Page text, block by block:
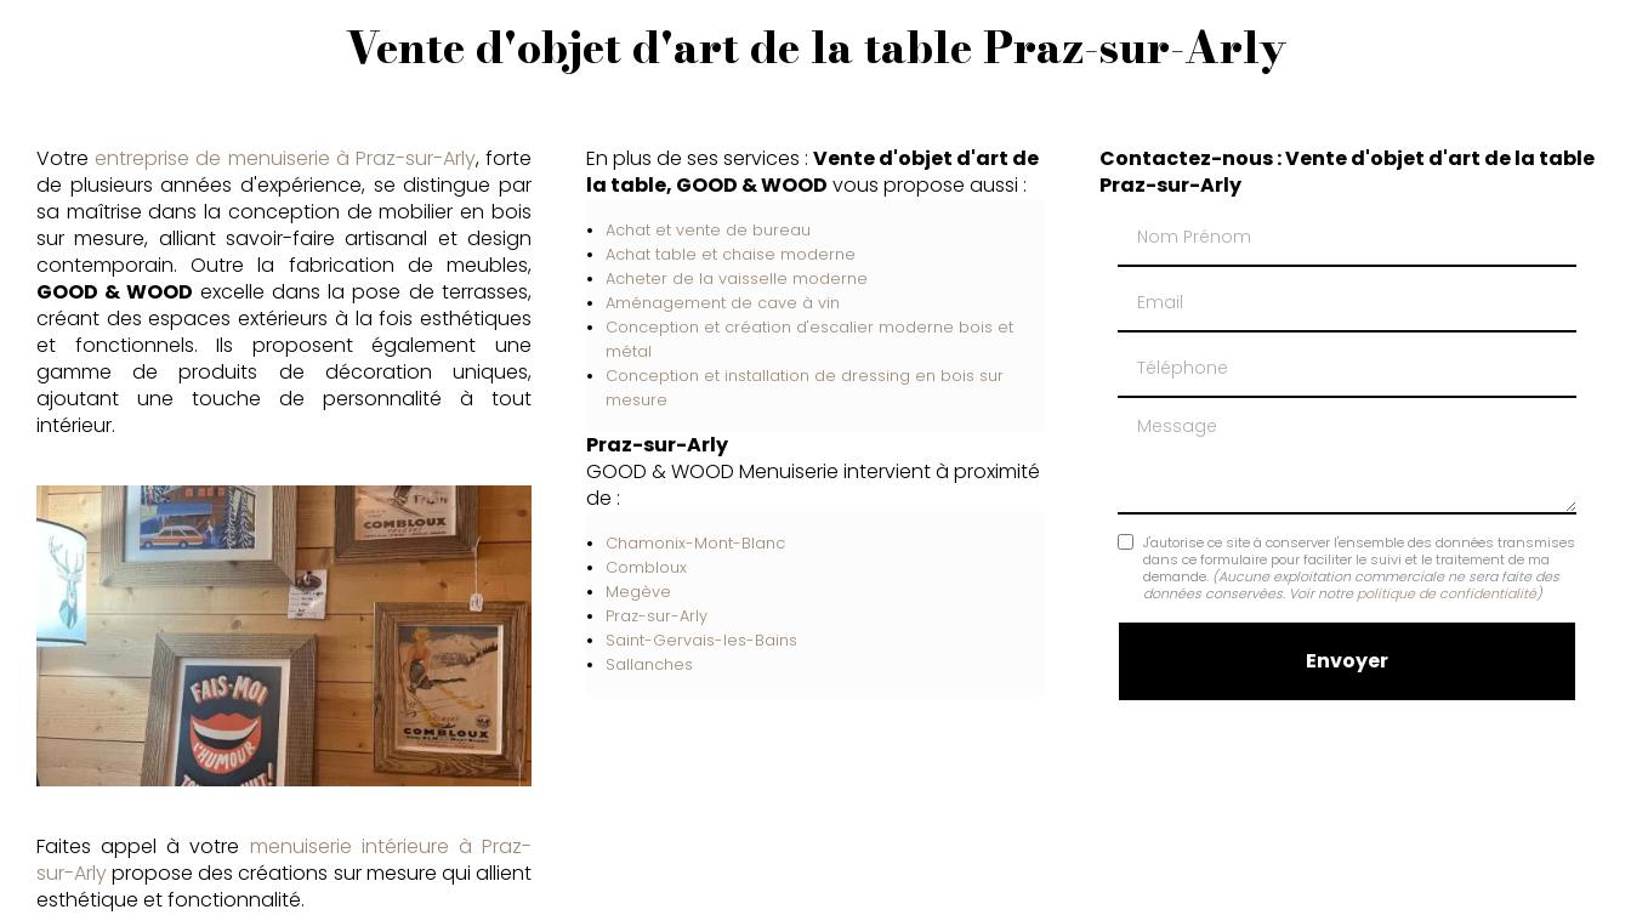
Vente d'objet d'art de la table Praz-sur-Arly
Votre entreprise de menuiserie à Praz-sur-Arly, forte
de plusieurs années d'expérience, se distingue par
sa maîtrise dans la conception de mobilier en bois
sur mesure, alliant savoir-faire artisanal et design
contemporain. Outre la fabrication de meubles,
GOOD & WOOD excelle dans la pose de terrasses,
créant des espaces extérieurs à la fois esthétiques
et fonctionnels. Ils proposent également une
gamme de produits de décoration uniques,
ajoutant une touche de personnalité à tout
intérieur.
Faites appel à votre menuiserie intérieure à Praz-
sur-Arlypropose des créations sur mesure qui allient
esthétique et fonctionnalité.
En plus de ses services : Vente d'objet d'art de
la table, GOOD & WOOD vous propose aussi :
Achat et vente de bureau
Achat table et chaise moderne
Acheter de la vaisselle moderne
Aménagement de cave à vin
Conception et création d'escalier moderne bois et
métal
Conception et installation de dressing en bois sur
mesure
Praz-sur-Arly
GOOD & WOOD Menuiserie intervient à proximité
de :
Chamonix-Mont-Blanc
Combloux
Megève
Praz-sur-Arly
Saint-Gervais-les-Bains
Sallanches
Contactez-nous : Vente d'objet d'art de la table
Praz-sur-Arly
Message
J'autorise ce site à conserver l'ensemble des données transmises
dans ce formulaire pour faciliter le suivi et le traitement de ma
demande. (Aucune exploitation commerciale ne sera faite des
données conservées. Voir notre politique de confidentialité)